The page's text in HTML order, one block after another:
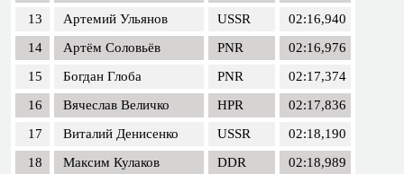
13
Артемий Ульянов USSR
02:16,940
14
Артём Соловьёв PNR
02:16,976
15
Богдан Глоба PNR
02:17,374
16
Вячеслав Величко HPR
02:17,836
17
Виталий Денисенко USSR
02:18,190
18
Максим Кулаков DDR
02:18,989